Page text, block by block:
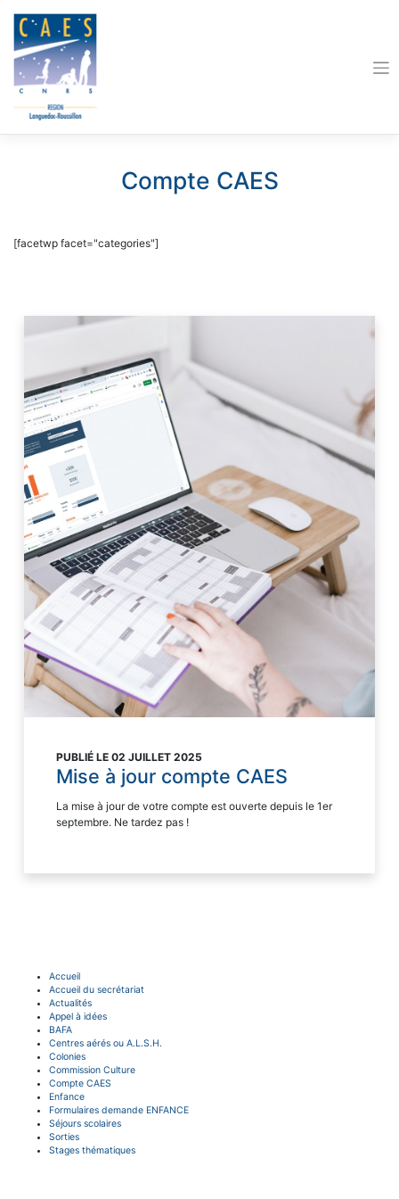
content
Compte CAES
[facetwp facet="categories"]
PUBLIÉ LE 02 JUILLET 2025
Mise à jour compte CAES
La mise à jour de votre compte est ouverte depuis le 1er
septembre. Ne tardez pas !
Accueil
Accueil du secrétariat
Actualités
Appel à idées
BAFA
Centres aérés ou A.L.S.H.
Colonies
Commission Culture
Compte CAES
Enfance
Formulaires demande ENFANCE
Séjours scolaires
Sorties
Stages thématiques